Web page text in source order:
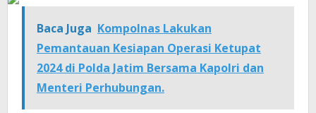
Baca Juga Kompolnas Lakukan
Pemantauan Kesiapan Operasi Ketupat
2024 di Polda Jatim Bersama Kapolri dan
Menteri Perhubungan.